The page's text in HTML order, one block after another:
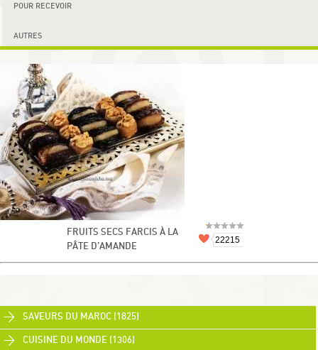
POUR RECEVOIR
AUTRES
FRUITS SECS FARCIS À LA
PÂTE D’AMANDE
22215
SAVEURS DU MAROC (1825)
CUISINE DU MONDE (1306)